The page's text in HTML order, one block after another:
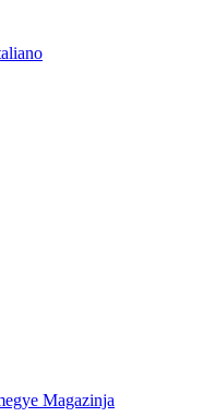
Magazinja